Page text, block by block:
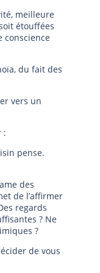
meilleure
étouffées
conscience
du fait des
vers un
:
pense.
des
de l’affirmer
regards
? Ne
?
de vous